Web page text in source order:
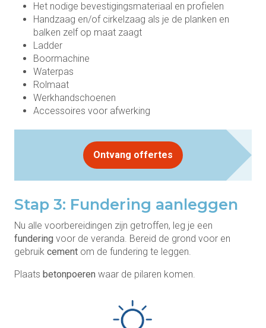
Het nodige bevestigingsmateriaal en profielen
Handzaag en/of cirkelzaag als je de planken en
balken zelf op maat zaagt
Ladder
Boormachine
Waterpas
Rolmaat
Werkhandschoenen
Accessoires voor afwerking
Ontvang offertes
Stap 3: Fundering aanleggen
Nu alle voorbereidingen zijn getroffen, leg je een
fundering voor de veranda. Bereid de grond voor en
gebruik cement om de fundering te leggen.
Plaats betonpoeren waar de pilaren komen.